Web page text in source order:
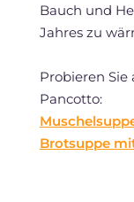
Bauch und
Jahres zu
Probieren Sie
Pancotto:
Brotsuppe